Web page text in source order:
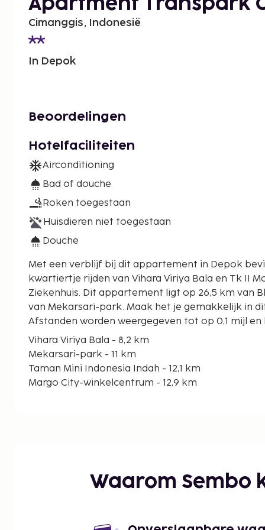
Apartment Transpark
Cimanggis, Indonesië
In Depok
Beoordelingen
Hotelfaciliteiten
Airconditioning
Bad of douche
Roken toegestaan
Huisdieren niet toegestaan
Douche
Met een verblijf bij dit appartement in Depok
kwartiertje rijden van Vihara Viriya Bala en Tk II
Ziekenhuis. Dit appartement ligt op 26,5 km van Blok M-plein en op 11 km
van Mekarsari-park. Maak het je gemakkelijk in
Afstanden worden weergegeven tot op 0,1 mijl en
Vihara Viriya Bala - 8,2 km
Mekarsari-park - 11 km
Taman Mini Indonesia Indah - 12,1 km
Margo City-winkelcentrum - 12,9 km
Taman Mini Skylift - 15 km
Kramat Jati Markt - 15,6 km
Waarom Sembo